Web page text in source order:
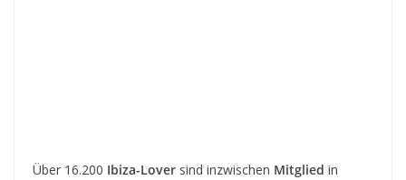
Über 16.200 Ibiza-Lover sind inzwischen Mitglied in